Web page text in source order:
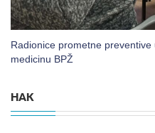
Radionice prometne
medicinu BPŽ
HAK